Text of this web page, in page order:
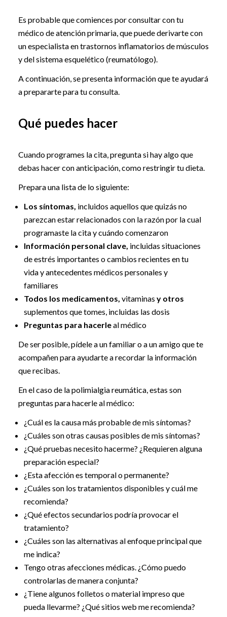
Es probable que comiences por consultar con tu
médico de atención primaria, que puede derivarte con
un especialista en trastornos inflamatorios de músculos
y del sistema esquelético (reumatólogo).
A continuación, se presenta información que te ayudará
a prepararte para tu consulta.
Qué puedes hacer
Cuando programes la cita, pregunta si hay algo que
debas hacer con anticipación, como restringir tu dieta.
Prepara una lista de lo siguiente:
Los síntomas, incluidos aquellos que quizás no
parezcan estar relacionados con la razón por la cual
programaste la cita y cuándo comenzaron
Información personal clave, incluidas situaciones
de estrés importantes o cambios recientes en tu
vida y antecedentes médicos personales y
familiares
Todos los medicamentos, vitaminasy otros
suplementos que tomes, incluidas las dosis
Preguntas para hacerleal médico
De ser posible, pídele a un familiar o a un amigo que te
acompañen para ayudarte a recordar la información
que recibas.
En el caso de la polimialgia reumática, estas son
preguntas para hacerle al médico:
¿Cuál es la causa más probable de mis síntomas?
¿Cuáles son otras causas posibles de mis síntomas?
¿Qué pruebas necesito hacerme? ¿Requieren alguna
preparación especial?
¿Esta afección es temporal o permanente?
¿Cuáles son los tratamientos disponibles y cuál me
recomienda?
¿Qué efectos secundarios podría provocar el
tratamiento?
¿Cuáles son las alternativas al enfoque principal que
me indica?
Tengo otras afecciones médicas. ¿Cómo puedo
controlarlas de manera conjunta?
¿Tiene algunos folletos o material impreso que
pueda llevarme? ¿Qué sitios web me recomienda?